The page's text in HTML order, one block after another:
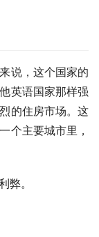
说，这个国家的
英语国家那样强
的住房市场。这
个主要城市里，
弊。